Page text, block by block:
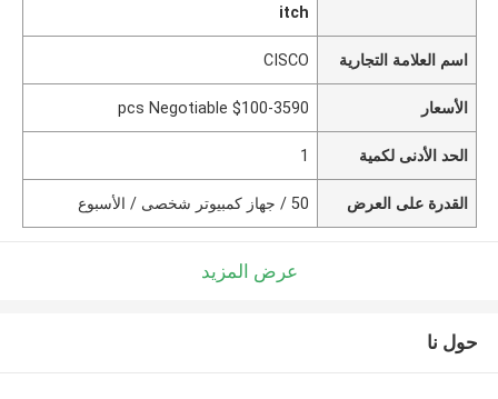
itch
اسم العلامة التجارية CISCO
الأسعار $100-3590 pcs Negotiable
الحد الأدنى لكمية 1
القدرة على العرض 50 / جهاز كمبيوتر شخصى / الأسبوع
عرض المزيد
حول نا